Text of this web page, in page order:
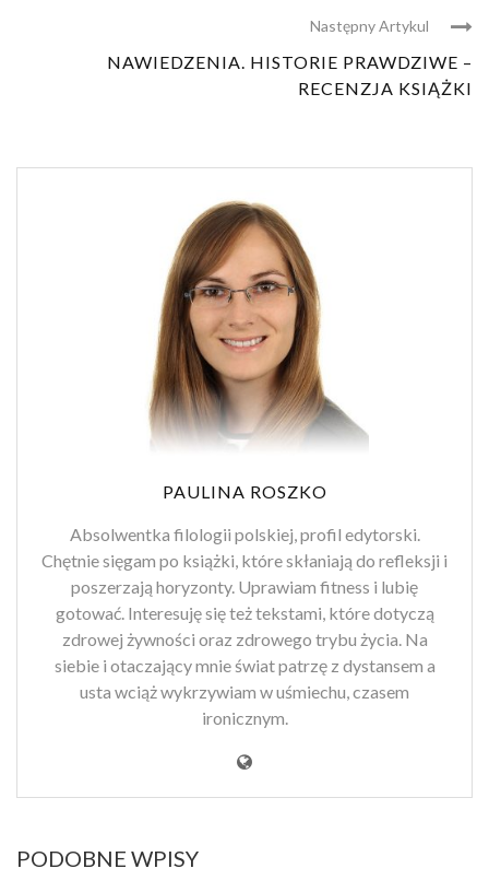
Następny Artykul
NAWIEDZENIA. HISTORIE PRAWDZIWE –
RECENZJA KSIĄŻKI
PAULINA ROSZKO
Absolwentka filologii polskiej, profil edytorski.
Chętnie sięgam po książki, które skłaniają do refleksji i
poszerzają horyzonty. Uprawiam fitness i lubię
gotować. Interesuję się też tekstami, które dotyczą
zdrowej żywności oraz zdrowego trybu życia. Na
siebie i otaczający mnie świat patrzę z dystansem a
usta wciąż wykrzywiam w uśmiechu, czasem
ironicznym.
PODOBNE WPISY